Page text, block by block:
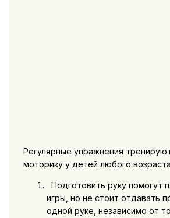
Регулярные упражнения
моторику у детей любого
Подготовить руку помогут
игры, но не стоит отдавать
одной руке, независимо от